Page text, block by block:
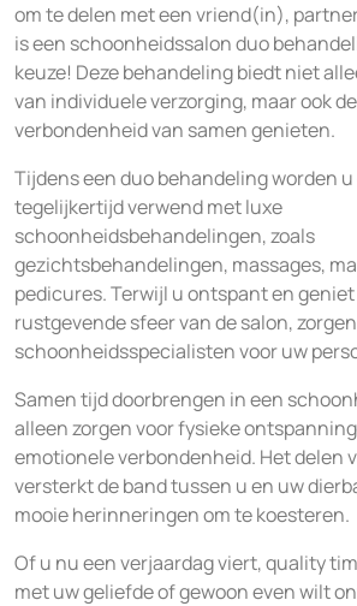
om te delen met een vriend(in),
is een schoonheidssalon duo
keuze! Deze behandeling biedt niet
van individuele verzorging, maar ook
verbondenheid van samen genieten.
Tijdens een duo behandeling worden
tegelijkertijd verwend met luxe
schoonheidsbehandelingen, zoals
gezichtsbehandelingen, massages,
pedicures. Terwijl u ontspant en
rustgevende sfeer van de salon,
schoonheidsspecialisten voor uw
Samen tijd doorbrengen in een
alleen zorgen voor fysieke
emotionele verbondenheid. Het delen
versterkt de band tussen u en uw
mooie herinneringen om te koesteren.
Of u nu een verjaardag viert, quality
met uw geliefde of gewoon even wilt